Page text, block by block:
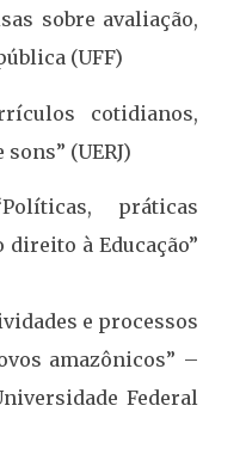
sobre avaliação,
(UFF)
cotidianos,
(UERJ)
práticas
à Educação”
e processos
amazônicos” –
Federal